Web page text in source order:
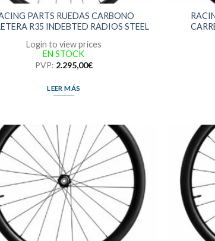
PARTS RUEDAS CARBONO
R35 INDEBTED RADIOS STEEL
Login to view prices
EN STOCK
PVP: 2.295,00€
LEER MÁS